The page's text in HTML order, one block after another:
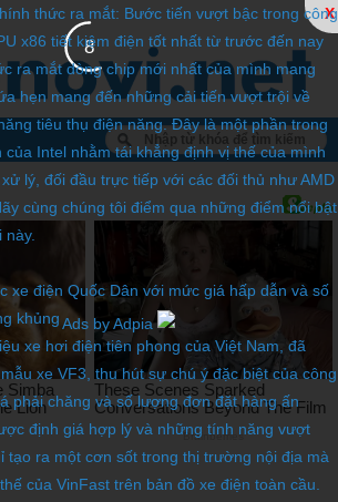
6
X
Ads by Adpia
thức ra mắt: Bước tiến vượt bậc trong công
x86 tiết kiệm điện tốt nhất từ trước đến nay
ra mắt dòng chip mới nhất của mình mang
hẹn mang đến những cải tiến vượt trội về
tiêu thụ điện năng. Đây là một phần trong
Intel nhằm tái khẳng định vị thế của mình
lý, đối đầu trực tiếp với các đối thủ như AMD
cùng chúng tôi điểm qua những điểm nổi bật
xe điện Quốc Dân với mức giá hấp dẫn và số
khủng
xe hơi điện tiên phong của Việt Nam, đã
xe VF3, thu hút sự chú ý đặc biệt của công
phải chăng và số lượng đơn đặt hàng ấn
định giá hợp lý và những tính năng vượt
tạo ra một cơn sốt trong thị trường nội địa mà
của VinFast trên bản đồ xe điện toàn cầu.